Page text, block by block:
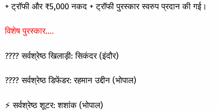
+ ट्रॉफी और ₹5,000 नकद + ट्रॉफी पुरस्कार स्वरुप प्रदान की गई।
विशेष पुरस्कार….
???? सर्वश्रेष्ठ खिलाड़ी: सिकंदर (इंदौर)
????️ सर्वश्रेष्ठ डिफेंडर: रहमान उद्दीन (भोपाल)
⚡ सर्वश्रेष्ठ शूटर: शशांक (भोपाल)